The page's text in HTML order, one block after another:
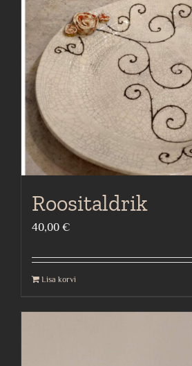
Roositaldrik
40,00 €
Lisa korvi